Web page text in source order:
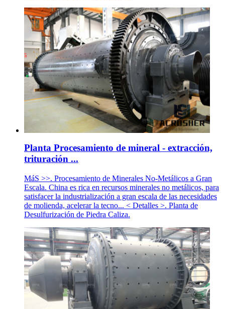
Planta Procesamiento de mineral - extracción,
trituración ...
MáS >>. Procesamiento de Minerales No-Metálicos a Gran
Escala. China es rica en recursos minerales no metálicos, para
satisfacer la industrialización a gran escala de las necesidades
de molienda, acelerar la tecno... < Detalles >. Planta de
Desulfurización de Piedra Caliza.